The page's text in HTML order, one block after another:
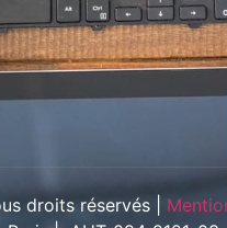
droits réservés |